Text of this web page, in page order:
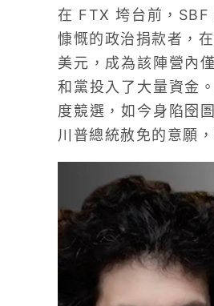
在 FTX 垮台前，SBF
慷慨的政治捐款者，
美元，成為該陣營內
和黨投入了大量資金
度競選，如今身陷囹
川普總統赦免的意願